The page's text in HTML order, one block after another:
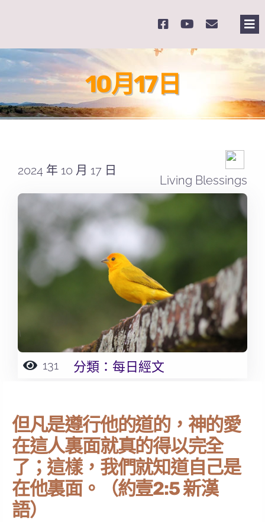
content
主頁
關於我們
課程報名
10月17日
2024 年 10 月 17 日
Living Blessings
131 分類： 每日經文
但凡是遵行他的道的，神的愛
在這人裏面就真的得以完全
了；這樣，我們就知道自己是
在他裏面。（約壹2:5 新漢
語）